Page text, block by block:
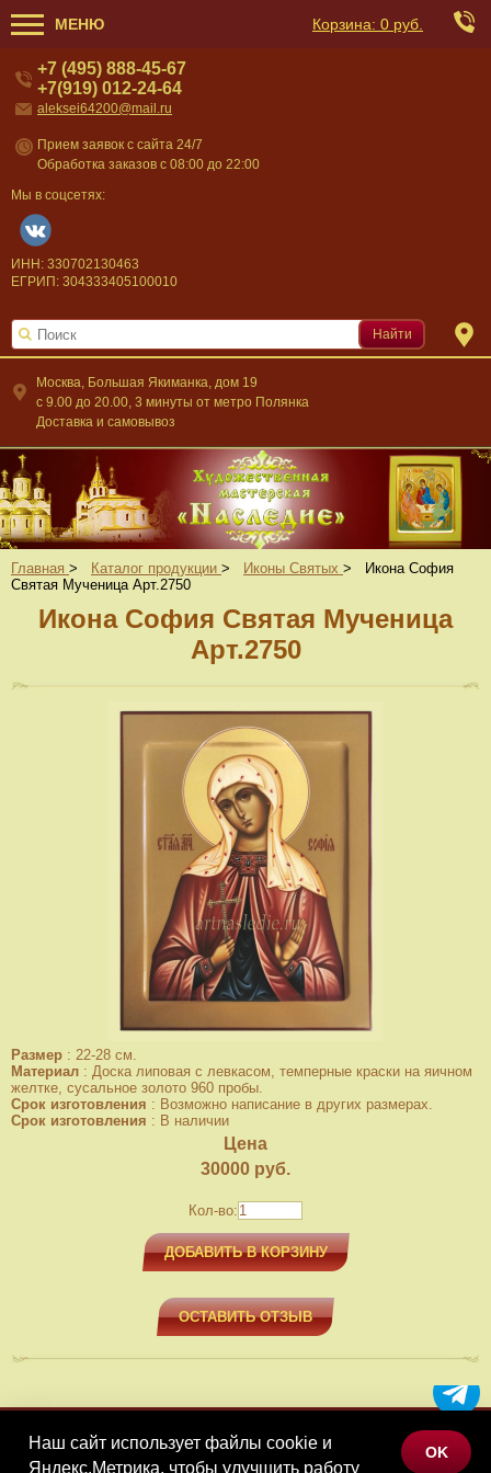
МЕНЮ Корзина: 0 руб.
Москва, Большая Якиманка, дом 19
c 9.00 до 20.00, 3 минуты от метро Полянка
Доставка и самовывоз
+7 (495) 888-45-67
+7(919) 012-24-64
aleksei64200@mail.ru
Прием заявок с сайта 24/7
Обработка заказов с 08:00 до 22:00
Мы в соцсетях:
ИНН: 330702130463
ЕГРИП: 304333405100010
Найти
Главная > Каталог продукции > Иконы Святых >
Икона София
Святая Мученица Арт.2750
Икона София Святая Мученица
Арт.2750
Размер : 22-28 см.
Материал : Доска липовая с левкасом, темперные краски на яичном
желтке, сусальное золото 960 пробы.
Срок изготовления : Возможно написание в других размерах.
Срок изготовления : В наличии
Цена
30000 руб.
Кол-во:
ДОБАВИТЬ В КОРЗИНУ
ОСТАВИТЬ ОТЗЫВ
МЕНЮ
Наш сайт использует файлы cookie и
Яндекс.Метрика, чтобы улучшить работу
OK